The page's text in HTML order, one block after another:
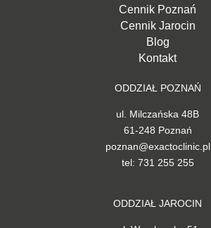
Cennik Poznań
Cennik Jarocin
Blog
Kontakt
ODDZIAŁ POZNAŃ
ul. Milczańska 48B
61-248 Poznań
poznan@exactoclinic.pl
tel: 731 255 255
ODDZIAŁ JAROCIN